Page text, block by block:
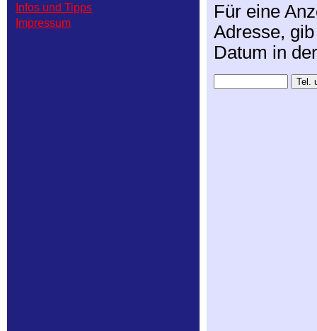
Für eine
Adresse,
Datum in
Infos und Tipps
Impressum